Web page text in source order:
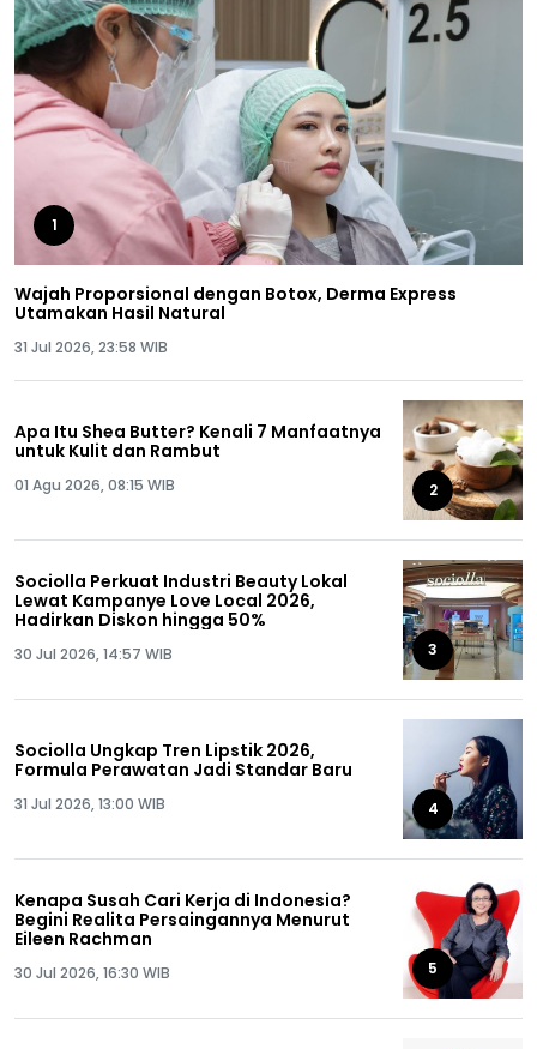
1
Wajah Proporsional dengan Botox, Derma Express
Utamakan Hasil Natural
31 Jul 2026, 23:58 WIB
Apa Itu Shea Butter? Kenali 7 Manfaatnya
untuk Kulit dan Rambut
01 Agu 2026, 08:15 WIB 2
Sociolla Perkuat Industri Beauty Lokal
Lewat Kampanye Love Local 2026,
Hadirkan Diskon hingga 50%
30 Jul 2026, 14:57 WIB 3
Sociolla Ungkap Tren Lipstik 2026,
Formula Perawatan Jadi Standar Baru
31 Jul 2026, 13:00 WIB 4
Kenapa Susah Cari Kerja di Indonesia?
Begini Realita Persaingannya Menurut
Eileen Rachman
30 Jul 2026, 16:30 WIB 5